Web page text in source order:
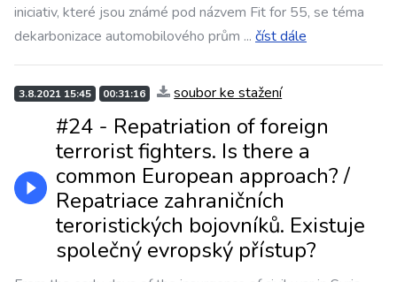
iniciativ, které jsou známé pod názvem Fit for 55, se téma
dekarbonizace automobilového prům ... číst dále
3.8.2021 15:45 00:31:16 soubor ke stažení
#24 - Repatriation of foreign
terrorist fighters. Is there a
common European approach? /
Repatriace zahraničních
teroristických bojovníků. Existuje
společný evropský přístup?